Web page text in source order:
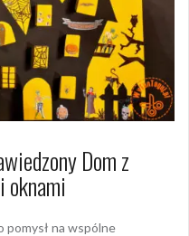
Dom z
pomysł na wspólne